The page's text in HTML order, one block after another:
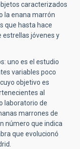
caracterizados
la enana marrón
que hasta hace
estrellas jóvenes y
uno es el estudio
variables poco
objetivo es
al
laboratorio de
marrones de
número que indica
que evolucionó